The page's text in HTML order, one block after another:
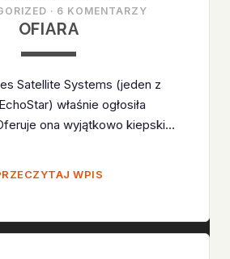
· 6 KOMENTARZY
OFIARA
Satellite Systems (jeden z
właśnie ogłosiła
ona wyjątkowo kiepski…
WPIS